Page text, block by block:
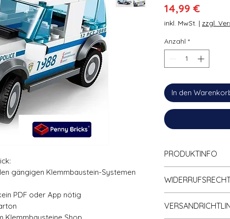
gängigen Klemmbaustein-Systemen
PDF oder App nötig
14,99 €Preis
inkl. MwSt. | zzgl.
Anzahl *
In den
PRODUKTINFO
Klemmbaustein-
📘 Gedruckte
♻️ Lieferung MIT
gleichnamigen